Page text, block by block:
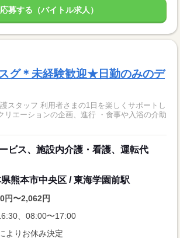
応募する（バイトル求人）
グ＊未経験歓迎★日勤のみのデ
スタッフ 利用者さまの1日を楽しくサポートし
リエーションの企画、進行 ・食事や入浴の介助
ビス、施設内介護・看護、運転代
熊本市中央区 / 東海学園前駅
円〜2,062円
、08:00〜17:00
よりお休み決定